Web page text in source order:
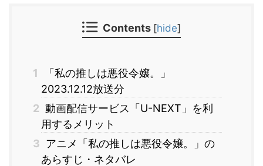
Contents [hide]
1
「私の推しは悪役令嬢。」
2023.12.12放送分
2 動画配信サービス「U-NEXT」を利
用するメリット
3 アニメ「私の推しは悪役令嬢。」の
あらすじ・ネタバレ